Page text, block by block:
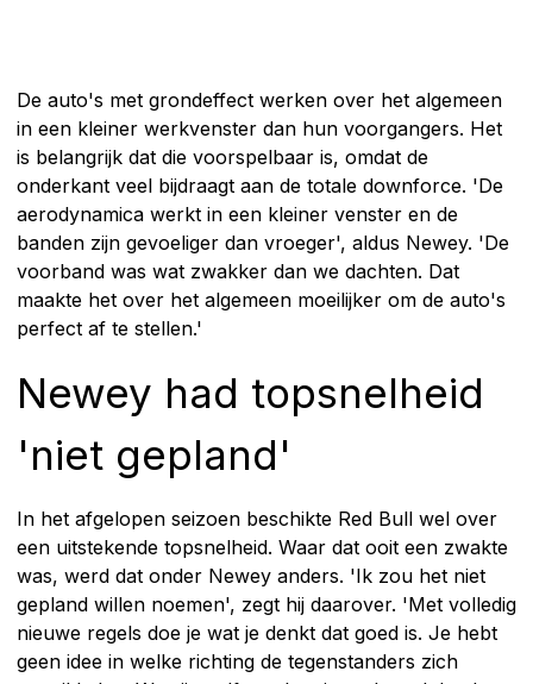
De auto's met grondeffect werken over het algemeen
in een kleiner werkvenster dan hun voorgangers. Het
is belangrijk dat die voorspelbaar is, omdat de
onderkant veel bijdraagt aan de totale downforce. 'De
aerodynamica werkt in een kleiner venster en de
banden zijn gevoeliger dan vroeger', aldus Newey. 'De
voorband was wat zwakker dan we dachten. Dat
maakte het over het algemeen moeilijker om de auto's
perfect af te stellen.'
Newey had topsnelheid
'niet gepland'
In het afgelopen seizoen beschikte Red Bull wel over
een uitstekende topsnelheid. Waar dat ooit een zwakte
was, werd dat onder Newey anders. 'Ik zou het niet
gepland willen noemen', zegt hij daarover. 'Met volledig
nieuwe regels doe je wat je denkt dat goed is. Je hebt
geen idee in welke richting de tegenstanders zich